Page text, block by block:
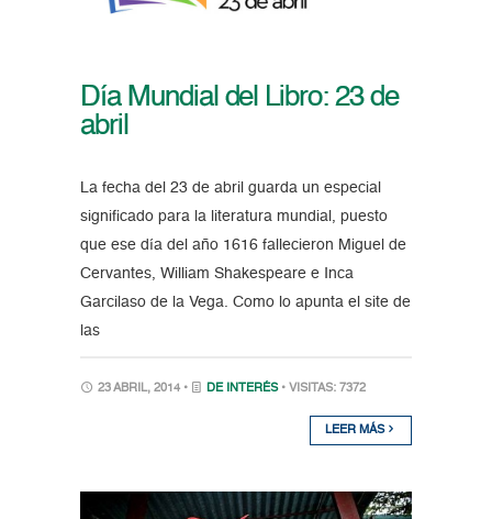
Día Mundial del Libro: 23 de
abril
La fecha del 23 de abril guarda un especial
significado para la literatura mundial, puesto
que ese día del año 1616 fallecieron Miguel de
Cervantes, William Shakespeare e Inca
Garcilaso de la Vega. Como lo apunta el site de
las
23 ABRIL, 2014 • DE INTERÉS • VISITAS: 7372
LEER MÁS